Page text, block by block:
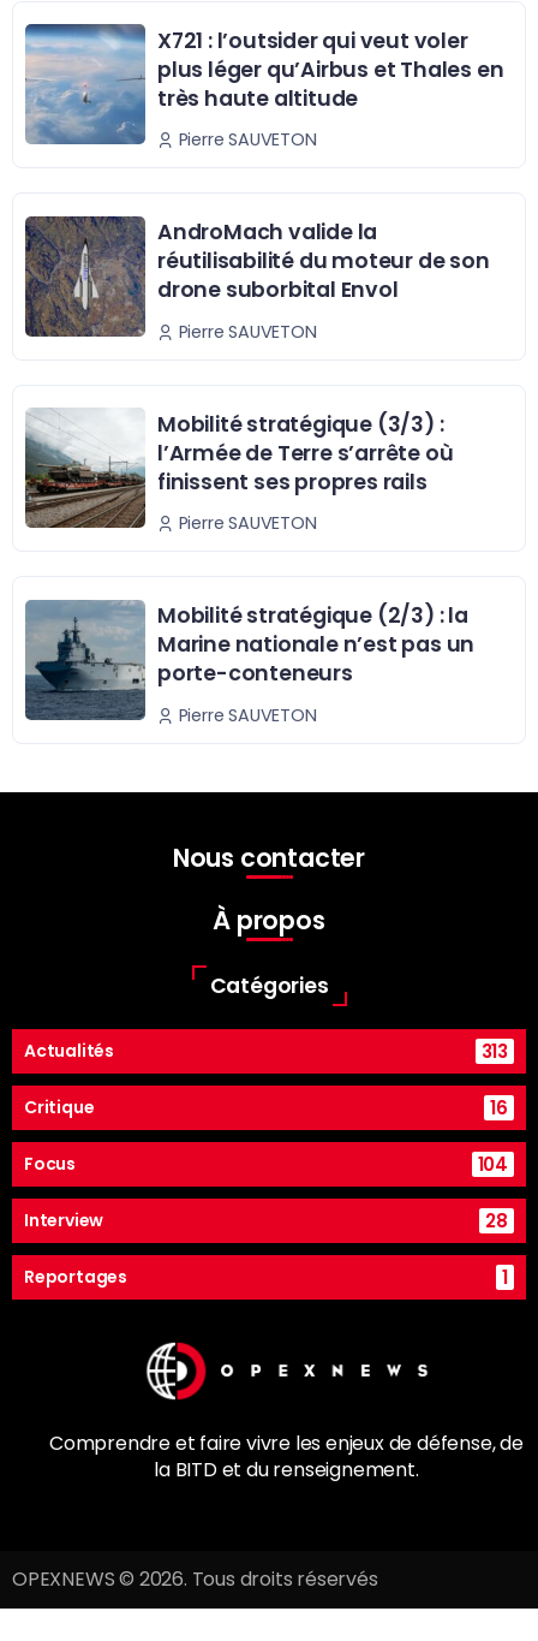
X721 : l’outsider qui veut voler
plus léger qu’Airbus et Thales en
très haute altitude
Pierre SAUVETON
AndroMach valide la
réutilisabilité du moteur de son
drone suborbital Envol
Pierre SAUVETON
Mobilité stratégique (3/3) :
l’Armée de Terre s’arrête où
finissent ses propres rails
Pierre SAUVETON
Mobilité stratégique (2/3) : la
Marine nationale n’est pas un
porte-conteneurs
Pierre SAUVETON
Nous contacter
À propos
Catégories
Actualités 313
Critique 16
Focus 104
Interview 28
Reportages 1
Comprendre et faire vivre les enjeux dedéfense, de
la BITDet du renseignement.
OPEXNEWS © 2026. Tous droits réservés